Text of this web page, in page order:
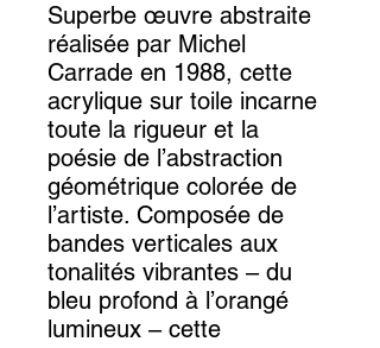
Superbe œuvre abstraite
réalisée par Michel
Carrade en 1988, cette
acrylique sur toile incarne
toute la rigueur et la
poésie de l’abstraction
géométrique colorée de
l’artiste. Composée de
bandes verticales aux
tonalités vibrantes – du
bleu profond à l’orangé
lumineux – cette